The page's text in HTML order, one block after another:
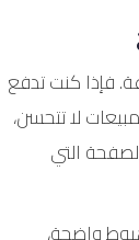
فإذا كنت تدفع
لا تتحسن،
التي